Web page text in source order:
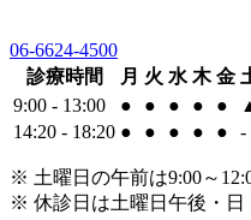
06-6624-4500
診療時間
月 火 水 木 金
9:00 - 13:00
● ● ● ● ●
14:20 - 18:20 ● ● ● ● ● -
※ 土曜日の午前は9:00～
※ 休診日は土曜日午後・日